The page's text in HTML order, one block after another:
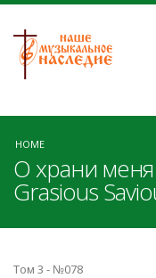
HOME
О храни
Grasious
Том 3 - №078